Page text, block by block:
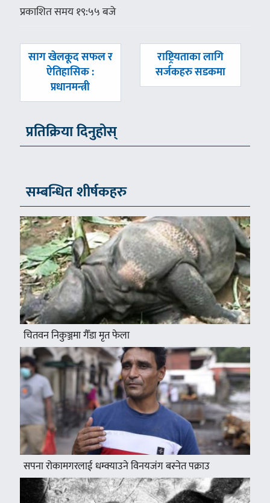
प्रकाशित समय १९:५५ बजे
पछिल्लाे
साग खेलकूद सफल र
ऐतिहासिक :
प्रधानमन्त्री
अघिल्लाे
-
राष्ट्रियताका लागि
सर्जकहरु सडकमा
प्रतिक्रिया दिनुहोस्
सम्बन्धित शीर्षकहरु
चितवन निकुञ्जमा गैँडा मृत फेला
सपना रोकामगरलाई धम्क्याउने विनयजंग बस्नेत पक्राउ